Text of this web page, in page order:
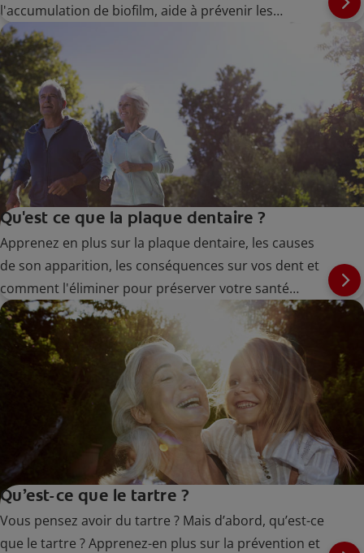
l'accumulation de biofilm, aide à prévenir les
gingivites à un stade précoce et aide à soulager la
sensibilité dentaire.
Qu'est ce que la plaque dentaire ?
Apprenez en plus sur la plaque dentaire, les causes
de son apparition, les conséquences sur vos dent et
comment l'éliminer pour préserver votre santé
bucco-dentaire
Qu’est-ce que le tartre ?
Vous pensez avoir du tartre ? Mais d’abord, qu’est-ce
que le tartre ? Apprenez-en plus sur la prévention et